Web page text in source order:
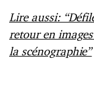
Lire aussi:
retour en
la scénographie”